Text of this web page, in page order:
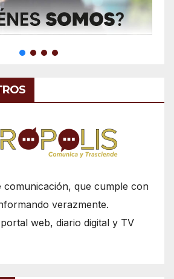
comunicación, que cumple con
verazmente.
web, diario digital y TV